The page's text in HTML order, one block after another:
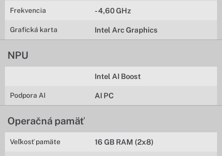
Frekvencia - 4,60 GHz
Grafická karta Intel Arc Graphics
NPU
Intel AI Boost
Podpora AI AI PC
Operačná pamäť
Veľkosť pamäte 16 GB RAM (2x8)